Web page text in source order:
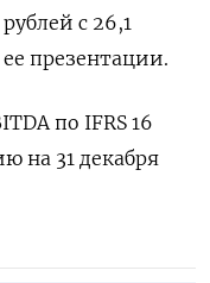
с 26,1
презентации.
по IFRS 16
на 31 декабря